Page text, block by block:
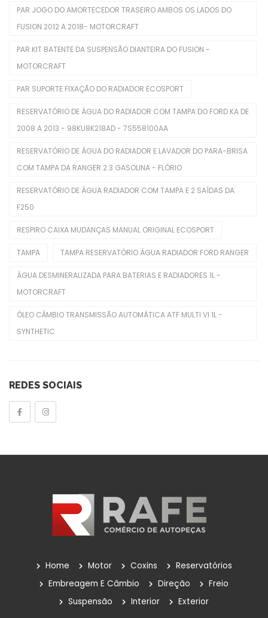
Kit De Distribuição
Mangueira Radiador
Mangueiras De Admissão
Polia De Virabrequim
Rolamentos
Seletora Do Trambulador
Sensor De Óleo
Sensor De Temperatura
Sensores TPMS
Tensor Do Distribuidor
Tensores Poly V
POLIA DA BOMBA D'ÁGUA
Reservatório
Reservatório De Para-Brisas
Reservatorio Óleo Hidráulico
Reservatórios
PAR JOGO DO AMORTECEDOR TRASEIRO AMBOS OS LADOS DO
FUSION 2012 A 2018- MOTORCRAFT
PAR KIT BATENTE DA SUSPENSÃO DIANTEIRA DO FUSION -
MOTORCRAFT
PAR SUPORTE FIXAÇÃO DO RADIADOR ECOSPORT
RESERVATÓRIO DE ÁGUA DO RADIADOR COM TAMPA DO FORD KA DE
2008 A 2013 - 98KU8K218AD - 7S558100AA
RESERVATÓRIO DE ÁGUA DO RADIADOR E LAVADOR DO PARA-BRISA
COM TAMPA DA RANGER 2.3 GASOLINA - FLÓRIO
RESERVATÓRIO DE ÁGUA RADIADOR COM TAMPA E 2 SAÍDAS DA
F250
RESPIRO CAIXA MUDANÇAS MANUAL ORIGINAL ECOSPORT
TAMPA TAMPA RESERVATÓRIO ÁGUA RADIADOR FORD RANGER
ÁGUA DESMINERALIZADA PARA BATERIAS E RADIADORES 1L -
MOTORCRAFT
ÓLEO CÂMBIO TRANSMISSÃO AUTOMÁTICA ATF MULTI VI 1L -
SYNTHETIC
REDES SOCIAIS
Home Motor Coxins
Reservatórios
Embreagem E Câmbio
Direção
Freio
Suspensão
Interior Exterior